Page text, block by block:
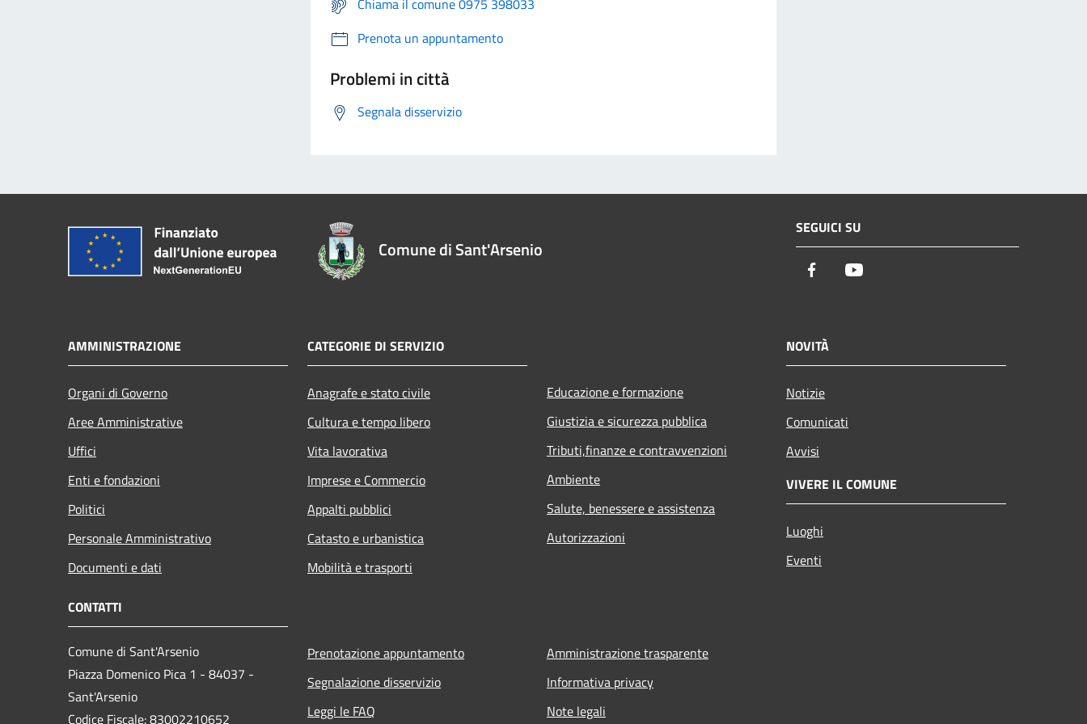
Prenota un appuntamento
Problemi in città
Segnala disservizio
Comune di Sant'Arsenio
SEGUICI SU
Facebook
AMMINISTRAZIONE
Organi di Governo
Aree Amministrative
Uffici
Enti e fondazioni
Politici
Personale Amministrativo
Documenti e dati
CATEGORIE DI SERVIZIO
Anagrafe e stato civile
Cultura e tempo libero
Vita lavorativa
Imprese e Commercio
Appalti pubblici
Catasto e urbanistica
Mobilità e trasporti
Educazione e formazione
Giustizia e sicurezza pubblica
Tributi,finanze e contravvenzioni
Ambiente
Salute, benessere e assistenza
Autorizzazioni
NOVITÀ
Notizie
Comunicati
Avvisi
VIVERE IL COMUNE
Luoghi
Eventi
CONTATTI
Comune di Sant'Arsenio
Piazza Domenico Pica 1 - 84037 -
Sant'Arsenio
Codice Fiscale: 83002210652
Prenotazione appuntamento
Segnalazione disservizio
Leggi le FAQ
Amministrazione trasparente
Informativa privacy
Note legali